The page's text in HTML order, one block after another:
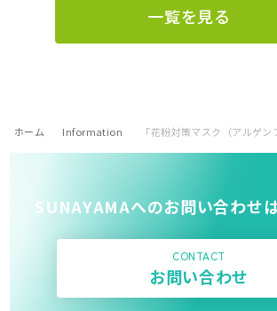
一覧を見る
ホーム Information 「花粉対策マスク（アルゲ
SUNAYAMAへのお問い合わせ
CONTACT
お問い合わせ